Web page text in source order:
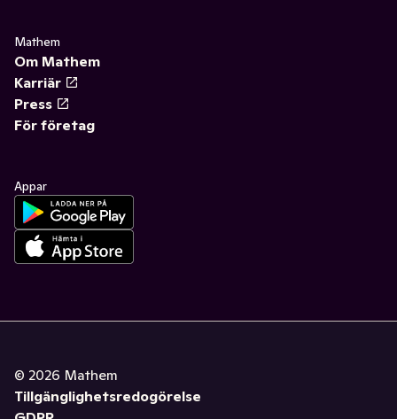
Mathem
Om Mathem
Karriär
Press
För företag
Appar
© 2026 Mathem
Tillgänglighetsredogörelse